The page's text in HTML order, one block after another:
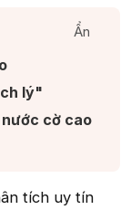
Ẩn
lý"​
cờ cao
tích uy tín